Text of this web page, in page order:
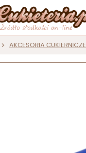
AKCESORIA CUKIERNICZE